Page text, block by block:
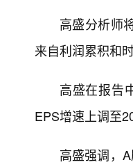
高盛分析师
来自利润累积和
高盛在报告
EPS增速上调至
高盛强调，